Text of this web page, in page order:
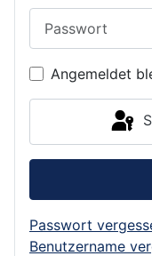
Angemeldet
Passwort
Benutzername